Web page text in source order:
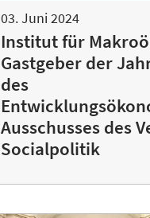
03. Juni 2024
Institut für
Gastgeber der
des
Ausschusses des
Socialpolitik